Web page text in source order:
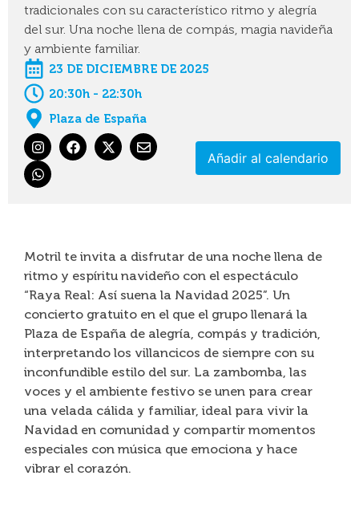
tradicionales con su característico ritmo y alegría
del sur. Una noche llena de compás, magia navideña
y ambiente familiar.
23 DE DICIEMBRE DE 2025
20:30h - 22:30h
Plaza de España
Añadir al calendario
Motril te invita a disfrutar de una noche llena de
ritmo y espíritu navideño con el espectáculo
“Raya Real: Así suena la Navidad 2025”. Un
concierto gratuito en el que el grupo llenará la
Plaza de España de alegría, compás y tradición,
interpretando los villancicos de siempre con su
inconfundible estilo del sur. La zambomba, las
voces y el ambiente festivo se unen para crear
una velada cálida y familiar, ideal para vivir la
Navidad en comunidad y compartir momentos
especiales con música que emociona y hace
vibrar el corazón.